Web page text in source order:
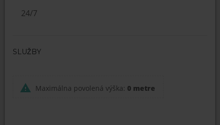
24/7
SLUŽBY
Maximálna povolená výška: 0 metre